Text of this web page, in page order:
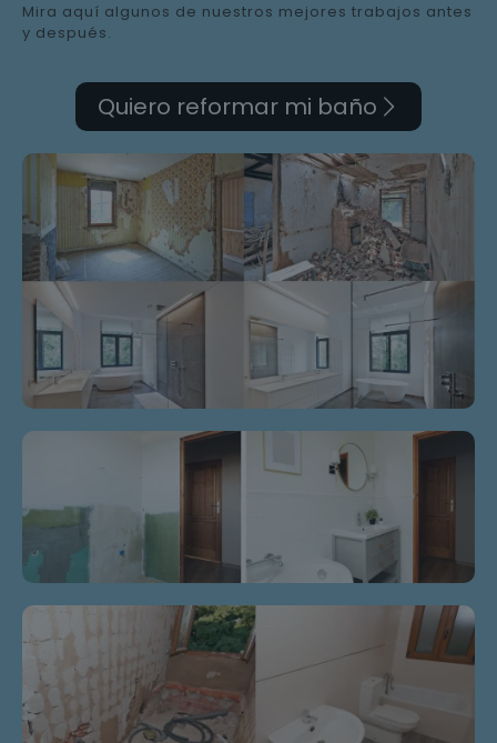
Mira aquí algunos de nuestros mejores trabajos antes
y después.
Quiero reformar mi baño